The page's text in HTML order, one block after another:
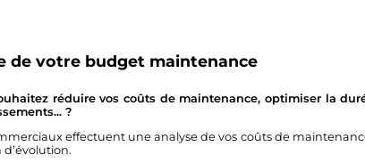
de votre budget maintenance
réduire vos coûts de maintenance, optimiser la
?
effectuent une analyse de vos coûts de